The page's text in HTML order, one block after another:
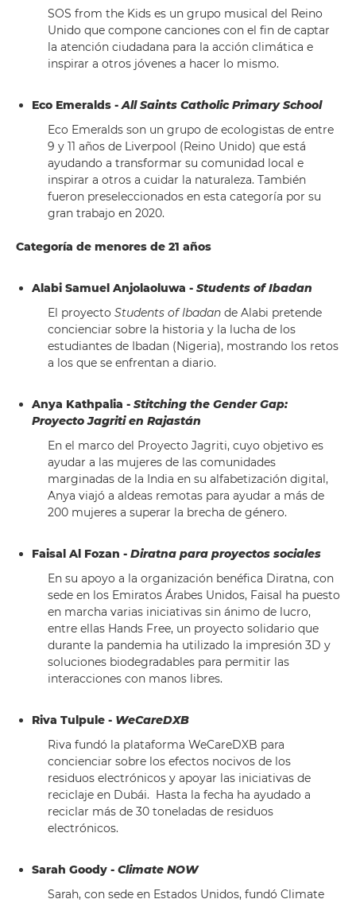
SOS from the Kids es un grupo musical del Reino
Unido que compone canciones con el fin de captar
la atención ciudadana para la acción climática e
inspirar a otros jóvenes a hacer lo mismo.
Eco Emeralds -All Saints Catholic Primary School
Eco Emeralds son un grupo de ecologistas de entre
9 y 11 años de Liverpool (Reino Unido) que está
ayudando a transformar su comunidad local e
inspirar a otros a cuidar la naturaleza. También
fueron preseleccionados en esta categoría por su
gran trabajo en 2020.
Categoría de menores de 21 años
Alabi Samuel Anjolaoluwa - Students of Ibadan
El proyecto Students of Ibadan de Alabi pretende
concienciar sobre la historia y la lucha de los
estudiantes de Ibadan (Nigeria), mostrando los retos
a los que se enfrentan a diario.
Anya Kathpalia - Stitching the Gender Gap:
Proyecto Jagriti en Rajastán
En el marco del Proyecto Jagriti, cuyo objetivo es
ayudar a las mujeres de las comunidades
marginadas de la India en su alfabetización digital,
Anya viajó a aldeas remotas para ayudar a más de
200 mujeres a superar la brecha de género.
Faisal Al Fozan - Diratna para proyectos sociales
En su apoyo a la organización benéfica Diratna, con
sede en los Emiratos Árabes Unidos, Faisal ha puesto
en marcha varias iniciativas sin ánimo de lucro,
entre ellas Hands Free, un proyecto solidario que
durante la pandemia ha utilizado la impresión 3D y
soluciones biodegradables para permitir las
interacciones con manos libres.
Riva Tulpule - WeCareDXB
Riva fundó la plataforma WeCareDXB para
concienciar sobre los efectos nocivos de los
residuos electrónicos y apoyar las iniciativas de
reciclaje en Dubái. Hasta la fecha ha ayudado a
reciclar más de 30 toneladas de residuos
electrónicos.
Sarah Goody - Climate NOW
Sarah, con sede en Estados Unidos, fundó Climate